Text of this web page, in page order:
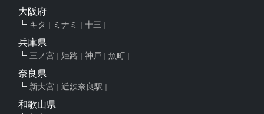
大阪府
キタ ミナミ 十三
兵庫県
三ノ宮 姫路 神戸 魚町
奈良県
新大宮 近鉄奈良駅
和歌山県